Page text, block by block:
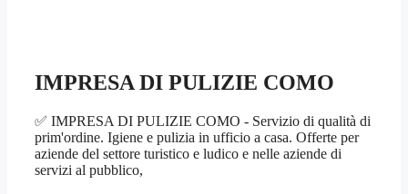
IMPRESA DI PULIZIE COMO
✅ IMPRESA DI PULIZIE COMO - Servizio di qualità di
prim'ordine. Igiene e pulizia in ufficio a casa. Offerte per
aziende del settore turistico e ludico e nelle aziende di
servizi al pubblico,